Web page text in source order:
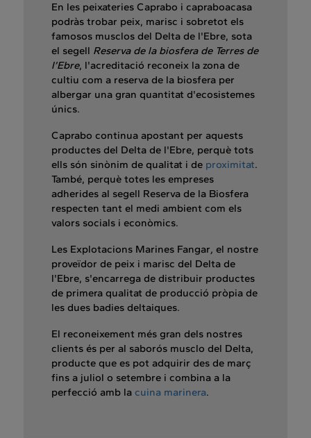
En les peixateries Caprabo i capraboacasa
podràs trobar peix, marisc i sobretot els
famosos musclos del Delta de l'Ebre, sota
el segell Reserva de la biosfera de Terres de
l’Ebre, l'acreditació reconeix la zona de
cultiu com a reserva de la biosfera per
albergar una gran quantitat d'ecosistemes
únics.
Caprabo continua apostant per aquests
productes del Delta de l'Ebre, perquè tots
ells són sinònim de qualitat i de proximitat.
També, perquè totes les empreses
adherides al segell Reserva de la Biosfera
respecten tant el medi ambient com els
valors socials i econòmics.
Les Explotacions Marines Fangar, el nostre
proveïdor de peix i marisc del Delta de
l'Ebre, s'encarrega de distribuir productes
de primera qualitat de producció pròpia de
les dues badies deltaiques.
El reconeixement més gran dels nostres
clients és per al saborós musclo del Delta,
producte que es pot adquirir des de març
fins a juliol o setembre i combina a la
perfecció amb la cuina marinera.